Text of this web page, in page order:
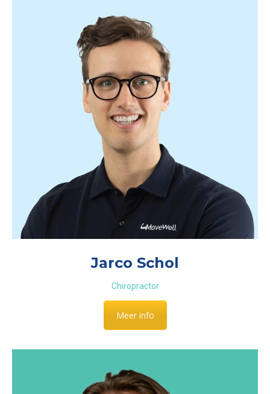
Jarco Schol
Chiropractor
Meer info